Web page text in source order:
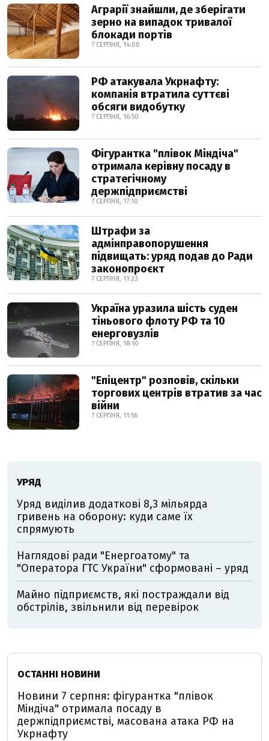
Аграрії знайшли, де зберігати
зерно на випадок тривалої
блокади портів
7 СЕРПНЯ, 14:00
РФ атакувала Укрнафту:
компанія втратила суттєві
обсяги видобутку
7 СЕРПНЯ, 16:50
Фігурантка "плівок Міндіча"
отримала керівну посаду в
стратегічному
держпідприємстві
7 СЕРПНЯ, 17:10
Штрафи за
адмінправопорушення
підвищать: уряд подав до Ради
законопроєкт
7 СЕРПНЯ, 11:23
Україна уразила шість суден
тіньового флоту РФ та 10
енерговузлів
7 СЕРПНЯ, 18:10
"Епіцентр" розповів, скільки
торгових центрів втратив за час
війни
7 СЕРПНЯ, 11:56
УРЯД
Уряд виділив додаткові 8,3 мільярда
гривень на оборону: куди саме їх
спрямують
Наглядові ради "Енергоатому" та
"Оператора ГТС України" сформовані – уряд
Майно підприємств, які постраждали від
обстрілів, звільнили від перевірок
ОСТАННІ НОВИНИ
Новини 7 серпня: фігурантка "плівок
Міндіча" отримала посаду в
держпідприємстві, масована атака РФ на
Укрнафту